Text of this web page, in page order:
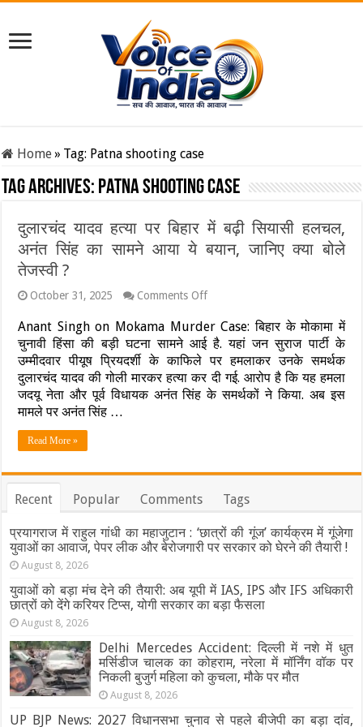
Home» Tag: Patna shooting case
Tag Archives: Patna shooting case
दुलारचंद यादव हत्या पर बिहार में बढ़ी सियासी हलचल,
अनंत सिंह का सामने आया ये बयान, जानिए क्या बोले
तेजस्वी ?
October 31, 2025 Comments Offon
यादव
हत्या
पर
बिहार
में
बढ़ी
सामने
जानिए
क्या
बोले
?
Anant Singh on Mokama Murder Case: बिहार के मोकामा में
चुनावी हिंसा की बड़ी घटना सामने आई है. यहां जन सुराज पार्टी के
उम्मीदवार पीयूष प्रियदर्शी के काफिले पर हमलाकर उनके समर्थक
दुलारचंद यादव की गोली मारकर हत्या कर दी गई. आरोप है कि यह हमला
जदयू नेता और पूर्व विधायक अनंत सिंह के समर्थकों ने किया. अब इस
मामले पर अनंत सिंह …
Read More »
Recent Popular Comments Tags
प्रयागराज में राहुल गांधी का महाजुटान : ‘छात्रों की गूंज’ कार्यक्रम में गूंजेगा
युवाओं का आवाज, पेपर लीक और बेरोजगारी पर सरकार को घेरने की तैयारी !
August 8, 2026
युवाओं को बड़ा मंच देने की तैयारी: अब यूपी में IAS, IPS और IFS अधिकारी
छात्रों को देंगे करियर टिप्स, योगी सरकार का बड़ा फैसला
August 8, 2026
Delhi Mercedes Accident: दिल्ली में नशे में धुत
मर्सिडीज चालक का कोहराम, नरेला में मॉर्निंग वॉक पर
निकली बुजुर्ग महिला को कुचला, मौके पर मौत
August 8, 2026
UP BJP News: 2027 विधानसभा चुनाव से पहले बीजेपी का बड़ा दांव,